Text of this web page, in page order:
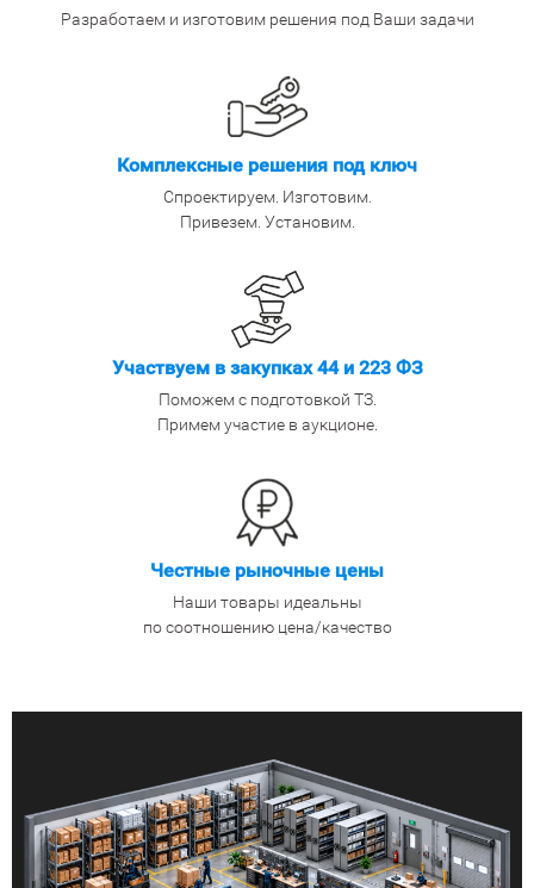
Разработаем и изготовим решения под Ваши задачи
Комплексные решения под ключ
Спроектируем. Изготовим.
Привезем. Установим.
Участвуем в закупках 44 и 223 ФЗ
Поможем с подготовкой ТЗ.
Примем участие в аукционе.
Честные рыночные цены
Наши товары идеальны
по соотношению цена/качество